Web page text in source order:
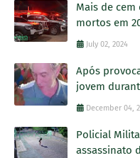
Mais de
mortos em
July 02, 2024
Após
jovem
December 04,
Policial
assassinato